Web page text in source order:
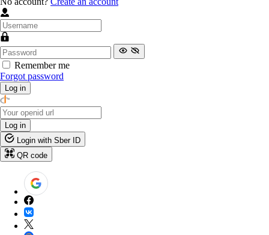
Remember me
Forgot password
Log in
Log in
Login with Sber ID
QR code